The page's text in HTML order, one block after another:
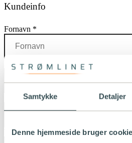
Samtykke Detaljer
Denne hjemmeside bruger
Kundeinfo
Fornavn *
Efternavn *
E-mailadresse*
Telefonnummer*